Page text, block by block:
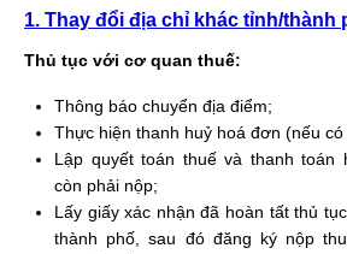
1. Thay đổi địa chỉ khác tỉnh/thành
Thủ tục với cơ quan thuế:
Thông báo chuyển địa điểm;
Thực hiện thanh huỷ hoá đơn (nếu
Lập quyết toán thuế và thanh toán
còn phải nộp;
Lấy giấy xác nhận đã hoàn tất thủ
thành phố, sau đó đăng ký nộp